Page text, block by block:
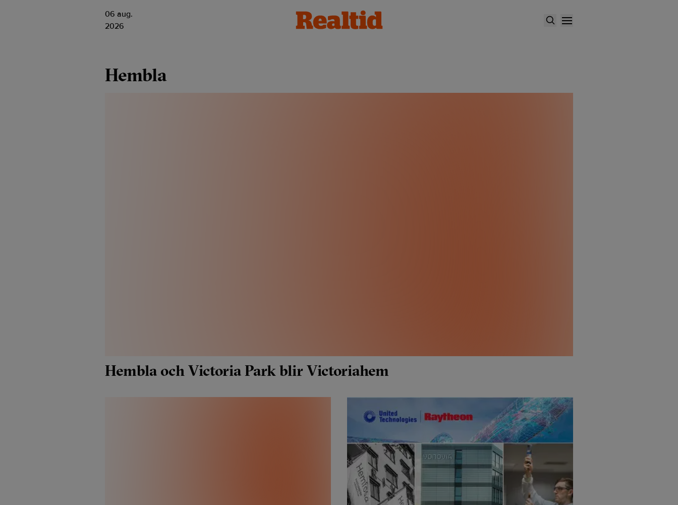
06 aug.
2026
Hembla
Hembla och Victoria Park blir Victoriahem